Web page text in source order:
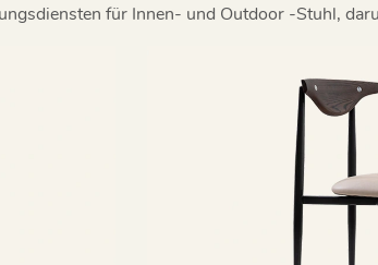
für Innen- und Outdoor -Stuhl,